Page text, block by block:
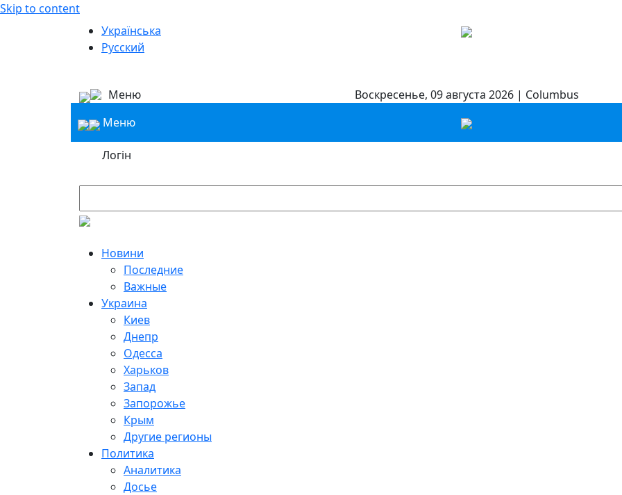
Skip to content
Українська
Русский
Меню
Воскресенье, 09 августа 2026 | Columbus
Меню
Логін
Новини
Последние
Важные
Украина
Киев
Днепр
Одесса
Харьков
Запад
Запорожье
Крым
Другие регионы
Политика
Аналитика
Досье